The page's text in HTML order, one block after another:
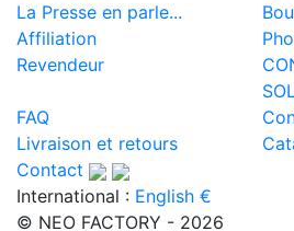
La Presse en parle...
Affiliation
Revendeur
FAQ
Livraison et retours
Contact
International : English €
© NEO FACTORY - 2026